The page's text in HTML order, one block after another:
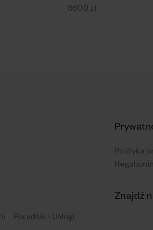
3600 zł
– Poradnik i Usługi
Polityka
Regulamin
Znajdź